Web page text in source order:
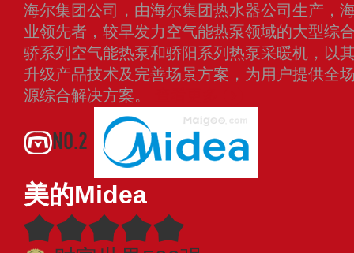
海尔集团公司，由海尔集团热水器公司生产，
业领先者，较早发力空气能热泵领域的大型综
骄系列空气能热泵和骄阳系列热泵采暖机，以
升级产品技术及完善场景方案，为用户提供全
源综合解决方案。
NO.2
美的Midea